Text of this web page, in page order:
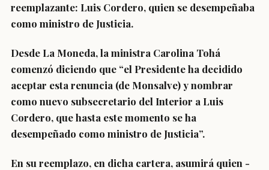
reemplazante: Luis Cordero, quien se desempeñaba
como ministro de Justicia.
Desde La Moneda, la ministra Carolina Tohá
comenzó diciendo que “el Presidente ha decidido
aceptar esta renuncia (de Monsalve) ynombrar
como nuevo subsecretario del Interior a Luis
Cordero, que hasta este momento se ha
desempeñado como ministro de Justicia”.
En su reemplazo, en dicha cartera, asumirá quien -